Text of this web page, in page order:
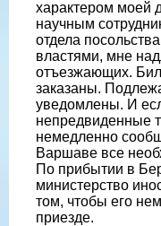
характером моей
научным
отдела
властями, мне
отъезжающих.
заказаны.
уведомлены. И
непредвиденные
немедленно
Варшаве все
По прибытии в
министерство
том, чтобы его
приезде.